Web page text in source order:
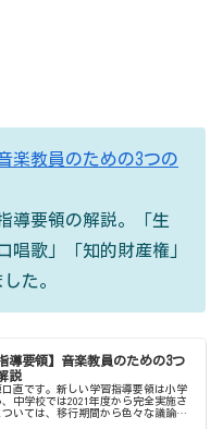
楽教員のための3つの
導要領の解説。「生
唱歌」「知的財産権」
た。
導要領】音楽教員のための3つ
説
直です。新しい学習指導要領は小学
中学校では2021年度から完全実施さ
いては、移行期間から色々な議論が